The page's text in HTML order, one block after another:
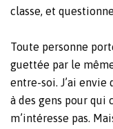
classe, et
Toute personne
guettée par le
entre-soi. J’ai envie
à des gens pour qui
m’intéresse pas.